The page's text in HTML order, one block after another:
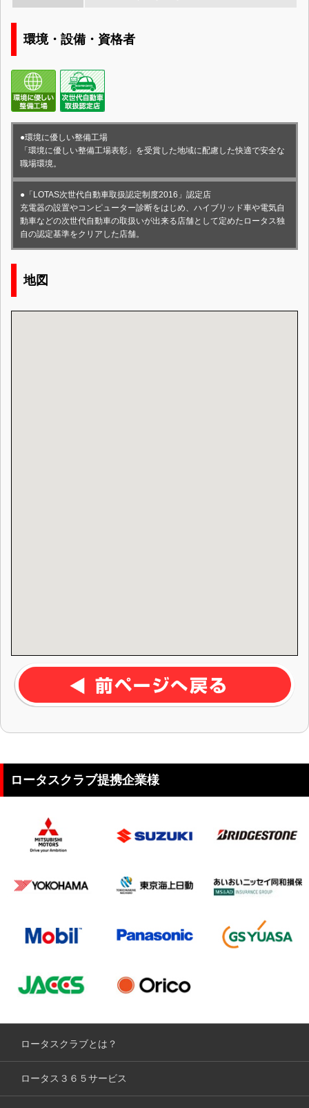
環境・設備・資格者
●環境に優しい整備工場
「環境に優しい整備工場表彰」を受賞した地域に配慮した快適で安全な
職場環境。
●「LOTAS次世代自動車取扱認定制度2016」認定店
充電器の設置やコンピューター診断をはじめ、ハイブリッド車や電気自
動車などの次世代自動車の取扱いが出来る店舗として定めたロータス独
自の認定基準をクリアした店舗。
地図
ロータスクラブ提携企業様
ロータスクラブとは？
ロータス３６５サービス